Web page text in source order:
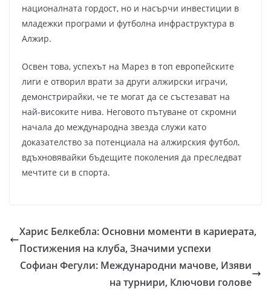
националната гордост, но и насърчи инвестиции в
младежки програми и футболна инфраструктура в
Алжир.
Освен това, успехът на Марез в топ европейските
лиги е отворил врати за други алжирски играчи,
демонстрирайки, че те могат да се състезават на
най-високите нива. Неговото пътуване от скромни
начала до международна звезда служи като
доказателство за потенциала на алжирския футбол,
вдъхновявайки бъдещите поколения да преследват
мечтите си в спорта.
Харис Белкебла: Основни моменти в кариерата,
Постижения на клуба, Значими успехи
Софиан Фегули: Международни мачове, Изяви
на турнири, Ключови голове